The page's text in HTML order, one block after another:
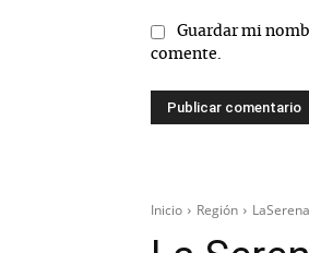
Guardar mi
comente.